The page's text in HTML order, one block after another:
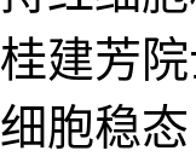
桂建芳
细胞稳态